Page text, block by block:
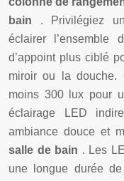
bain . Privilégiez
éclairer l’ensemble
d’appoint plus ciblé
miroir ou la douche.
moins 300 lux pour
éclairage LED
ambiance douce et
salle de bain . Les
une longue durée